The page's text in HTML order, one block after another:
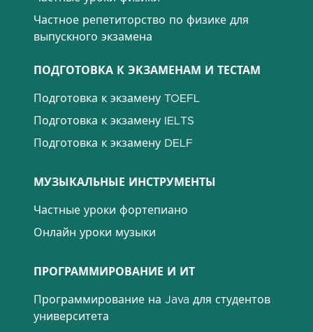
Частное репетиторство по физике для
выпускного экзамена
ПОДГОТОВКА К ЭКЗАМЕНАМ И ТЕСТАМ
Подготовка к экзамену TOEFL
Подготовка к экзамену IELTS
Подготовка к экзамену DELF
МУЗЫКАЛЬНЫЕ ИНСТРУМЕНТЫ
Частные уроки фортепиано
Онлайн уроки музыки
ПРОГРАММИРОВАНИЕ И ИТ
Программирование на Java для студентов
университета